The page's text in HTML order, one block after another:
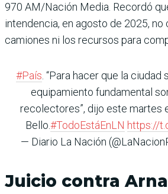
970 AM/Nación Media. Recordó
intendencia, en agosto de 2025, no
camiones ni los recursos para
#País. “Para hacer que la ciudad
equipamiento fundamental
recolectores”, dijo este martes
Bello.#TodoEstáEnLN https://
— Diario La Nación
Juicio contra